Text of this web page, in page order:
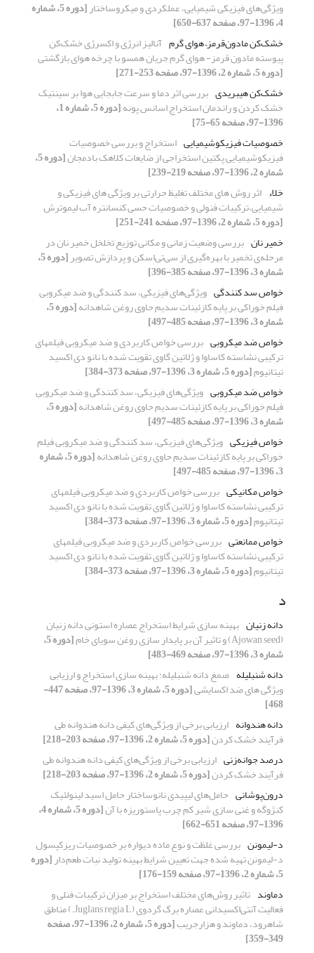
ویژگی‌های فیزیکی شیمیایی، عملکردی و میکروساختار [دوره 5، شماره
4، 1396-97، صفحه 637-650]
خشک‌کن مادون‌قرمز– هوای گرم آنالیز انرژی و اکسرژی خشک‌کن
پیوسته مادون قرمز- هوای گرم جریان همسو با چرخه هوای بازگشتی
[دوره 5، شماره 2، 1396-97، صفحه 253-271]
خشک‌کن هیبریدی بررسی اثر دما و سرعت جابجایی هوا بر سینتیک
خشک کردن و راندمان استخراج اسانس پونه [دوره 5، شماره 1،
1396-97، صفحه 65-75]
خصوصیات فیزیکوشیمیایی استخراج و بررسی خصوصیات
فیزیکوشیمیایی پکتین استخراجی از ضایعات کلاهک بادمجان [دوره 5،
شماره 2، 1396-97، صفحه 219-239]
خلاء اثر روش ‏های مختلف تغلیظ حرارتی بر ویژگی‏ های فیزیکی و
شیمیایی،ترکیبات فنولی و خصوصیات حسی کنسانتره آب لیموترش
[دوره 5، شماره 2، 1396-97، صفحه 241-251]
خمیر نان بررسی وضعیت زمانی و مکانی توزیع تخلخل خمیر نان در
مرحله‌ی تخمیر با بهره‌گیری از سی‌تی‌اسکن و پردازش تصویر [دوره 5،
شماره 3، 1396-97، صفحه 385-396]
خواص سد کنندگی ویژگی‌های فیزیکی، سد کنندگی و ضد میکروبی
فیلم خوراکی بر پایه کازئینات سدیم حاوی روغن شاهدانه [دوره 5،
شماره 3، 1396-97، صفحه 485-497]
خواص ضد میکروبی بررسی خواص کاربردی و ضد میکروبی فیلمهای
ترکیبی نشاسته کاساوا و ژلاتین گاوی تقویت شده با نانو دی اکسید
تیتانیوم[دوره 5، شماره 3، 1396-97، صفحه 373-384]
خواص ضد میکروبی ویژگی‌های فیزیکی، سد کنندگی و ضد میکروبی
فیلم خوراکی بر پایه کازئینات سدیم حاوی روغن شاهدانه [دوره 5،
شماره 3، 1396-97، صفحه 485-497]
خواص فیزیکی ویژگی‌های فیزیکی، سد کنندگی و ضد میکروبی فیلم
خوراکی بر پایه کازئینات سدیم حاوی روغن شاهدانه [دوره 5، شماره
3، 1396-97، صفحه 485-497]
خواص مکانیکی بررسی خواص کاربردی و ضد میکروبی فیلمهای
ترکیبی نشاسته کاساوا و ژلاتین گاوی تقویت شده با نانو دی اکسید
تیتانیوم[دوره 5، شماره 3، 1396-97، صفحه 373-384]
خواص ممانعتی بررسی خواص کاربردی و ضد میکروبی فیلمهای
ترکیبی نشاسته کاساوا و ژلاتین گاوی تقویت شده با نانو دی اکسید
تیتانیوم[دوره 5، شماره 3، 1396-97، صفحه 373-384]
د
دانه زنیان بهینه سازی شرایط استخراج عصاره استونی دانه زنیان
(Ajowan seed) و تاثیر آن بر پایدار سازی روغن سویای خام [دوره 5،
شماره 3، 1396-97، صفحه 469-483]
دانه شنبلیله صمغ دانه شنبلیله: بهینه سازی استخراج و ارزیابی
ویژگی های ضد اکسایشی [دوره 5، شماره 3، 1396-97، صفحه 447-
468]
دانه هندوانه ارزیابی برخی از ویژگی‌های کیفی دانه هندوانه طی
فرآیند خشک کردن[دوره 5، شماره 2، 1396-97، صفحه 203-218]
درصد جوانه‌زنی ارزیابی برخی از ویژگی‌های کیفی دانه هندوانه طی
فرآیند خشک کردن[دوره 5، شماره 2، 1396-97، صفحه 203-218]
درون‌پوشانی حامل‌های لیپیدی نانوساختار حامل اسید لینولئیک
کنژوگه و غنی سازی شیر کم چرب پاستوریزه با آن [دوره 5، شماره 4،
1396-97، صفحه 651-662]
د-لیمونن بررسی غلظت و نوع ماده دیواره بر خصوصیات ریزکپسول
د-لیمونن تهیه شده جهت تعیین شرایط بهینه تولید نبات طعم‌دار[دوره
5، شماره 2، 1396-97، صفحه 159-176]
دماوند تاثیر روش‌های مختلف استخراج بر میزان ترکیبات فنلی و
فعالیت آنتی‌اکسیدانی عصاره برگ گردوی (Juglans regia L.) مناطق
شاهرود، دماوند و هزارجریب [دوره 5، شماره 2، 1396-97، صفحه
349-359]